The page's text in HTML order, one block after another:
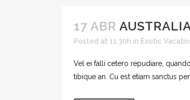
17 ABR
Posted at 11:30h in Exotic
Vel ei falli cetero repudiare,
tibique an. Cu est etiam sanctus